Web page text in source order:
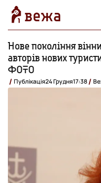
Нове покоління
авторів нових
ФОТО
Публікація24 Грудня17:38